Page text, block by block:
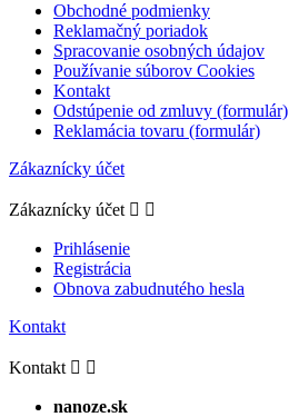
Obchodné podmienky
Reklamačný poriadok
Spracovanie osobných údajov
Používanie súborov Cookies
Kontakt
Odstúpenie od zmluvy (formulár)
Reklamácia tovaru (formulár)
Zákaznícky účet
Zákaznícky účet  
Prihlásenie
Registrácia
Obnova zabudnutého hesla
Kontakt
Kontakt  
nanoze.sk